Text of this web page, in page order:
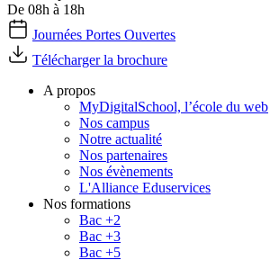
De 08h à 18h
Journées Portes Ouvertes
Télécharger la brochure
A propos
MyDigitalSchool, l’école du web
Nos campus
Notre actualité
Nos partenaires
Nos évènements
L'Alliance Eduservices
Nos formations
Bac +2
Bac +3
Bac +5